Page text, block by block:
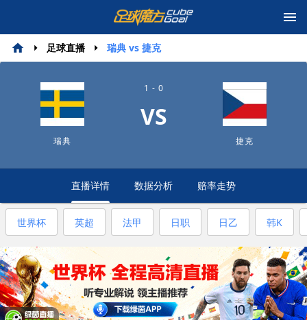
足球直播 瑞典 vs 捷克
瑞典
1 - 0
VS
捷克
直播详情 数据分析 赔率走势
世界杯 英超 法甲 日职 日乙 韩K